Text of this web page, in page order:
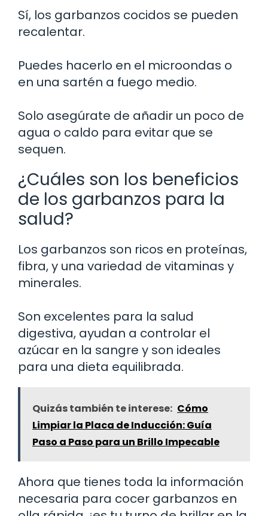
Sí, los garbanzos cocidos se pueden
recalentar.
Puedes hacerlo en el microondas o
en una sartén a fuego medio.
Solo asegúrate de añadir un poco de
agua o caldo para evitar que se
sequen.
¿Cuáles son los beneficios
de los garbanzos para la
salud?
Los garbanzos son ricos en proteínas,
fibra, y una variedad de vitaminas y
minerales.
Son excelentes para la salud
digestiva, ayudan a controlar el
azúcar en la sangre y son ideales
para una dieta equilibrada.
Quizás también te interese: Cómo
Limpiar la Placa de Inducción: Guía
Paso a Paso para un Brillo Impecable
Ahora que tienes toda la información
necesaria para cocer garbanzos en